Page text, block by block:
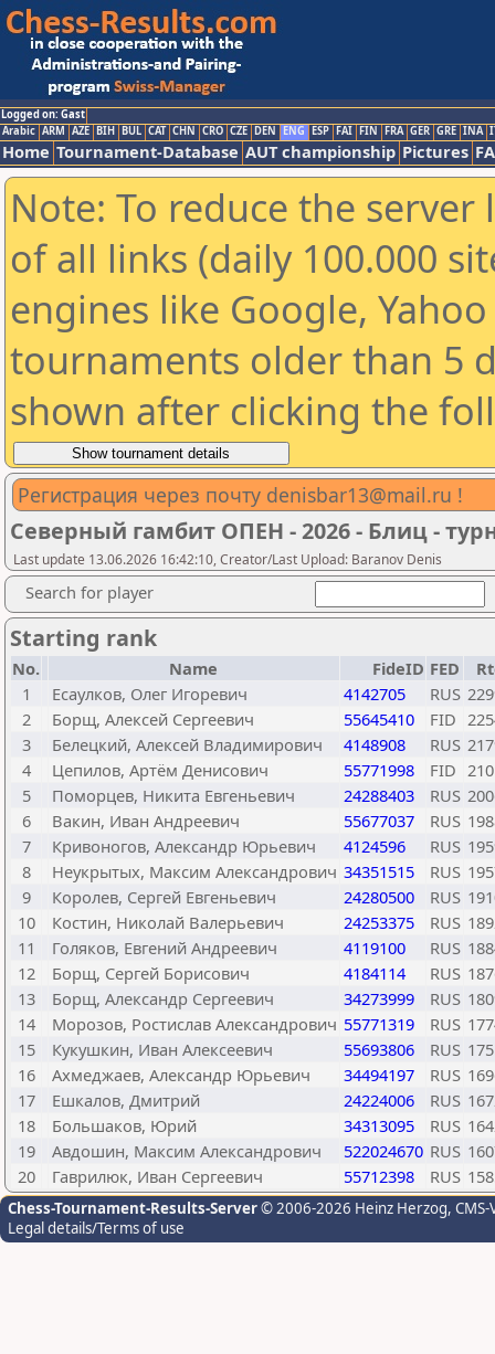
Logged on: Gast
Arabic ARM AZE BIH BUL CAT CHN CRO CZE DEN ENG ESP FAI FIN FRA GER GRE INA
Home Tournament-Database AUT championship Pictures
Note: To reduce the
of all links (daily 100.000
engines like Google,
tournaments older than 5
shown after clicking the
Регистрация через почту denisbar13@mail.ru !
Северный гамбит ОПЕН - 2026 - Блиц -
Last update 13.06.2026 16:42:10, Creator/Last Upload: Baranov Denis
Search for player
Starting rank
No. Name FideID FED
1
Есаулков, Олег Игоревич 4142705 RUS
2
Борщ, Алексей Сергеевич 55645410 FID
3
Белецкий, Алексей Владимирович 4148908 RUS
4
Цепилов, Артём Денисович 55771998 FID
5
Поморцев, Никита Евгеньевич 24288403 RUS
6
Вакин, Иван Андреевич 55677037 RUS
7
Кривоногов, Александр Юрьевич 4124596 RUS
8
Неукрытых, Максим Александрович 34351515 RUS
9
Королев, Сергей Евгеньевич 24280500 RUS
10
Костин, Николай Валерьевич 24253375 RUS
11
Голяков, Евгений Андреевич 4119100 RUS
12
Борщ, Сергей Борисович 4184114 RUS
13
Борщ, Александр Сергеевич 34273999 RUS
14
Морозов, Ростислав Александрович 55771319 RUS
15
Кукушкин, Иван Алексеевич 55693806 RUS
16
Ахмеджаев, Александр Юрьевич 34494197 RUS
17
Ешкалов, Дмитрий 24224006 RUS
18
Большаков, Юрий 34313095 RUS
19
Авдошин, Максим Александрович 522024670 RUS
20
Гаврилюк, Иван Сергеевич 55712398 RUS
Chess-Tournament-Results-Server© 2006-2026 Heinz Herzog,
Legal details/Terms of use